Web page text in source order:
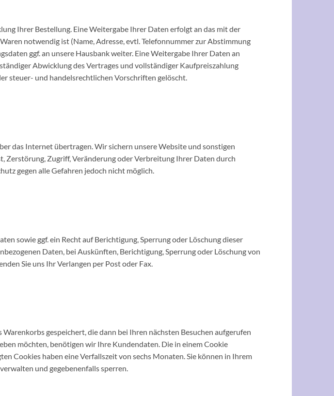
Ihrer Bestellung. Eine Weitergabe Ihrer Daten erfolgt an das mit der
notwendig ist (Name, Adresse, evtl. Telefonnummer zur Abstimmung
ggf. an unsere Hausbank weiter. Eine Weitergabe Ihrer Daten an
Abwicklung des Vertrages und vollständiger Kaufpreiszahlung
steuer- und handelsrechtlichen Vorschriften gelöscht.
das Internet übertragen. Wir sichern unsere Website und sonstigen
Zerstörung, Zugriff, Veränderung oder Verbreitung Ihrer Daten durch
gegen alle Gefahren jedoch nicht möglich.
sowie ggf. ein Recht auf Berichtigung, Sperrung oder Löschung dieser
Daten, bei Auskünften, Berichtigung, Sperrung oder Löschung von
Sie uns Ihr Verlangen per Post oder Fax.
gespeichert, die dann bei Ihren nächsten Besuchen aufgerufen
möchten, benötigen wir Ihre Kundendaten. Die in einem Cookie
Cookies haben eine Verfallszeit von sechs Monaten. Sie können in Ihrem
und gegebenenfalls sperren.